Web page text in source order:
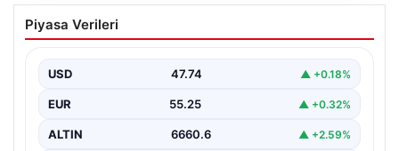
Kapadokya Motor Sporları
Kompleksi’nde Resmi Yarışlara Start
Kapadokya bölgesinde heyecan ve tutkunun buluştuğu
Kompleksi,…
Piyasa Verileri
USD 47.74 ▲ +0.18%
EUR 55.25 ▲ +0.32%
ALTIN 6660.6 ▲ +2.59%